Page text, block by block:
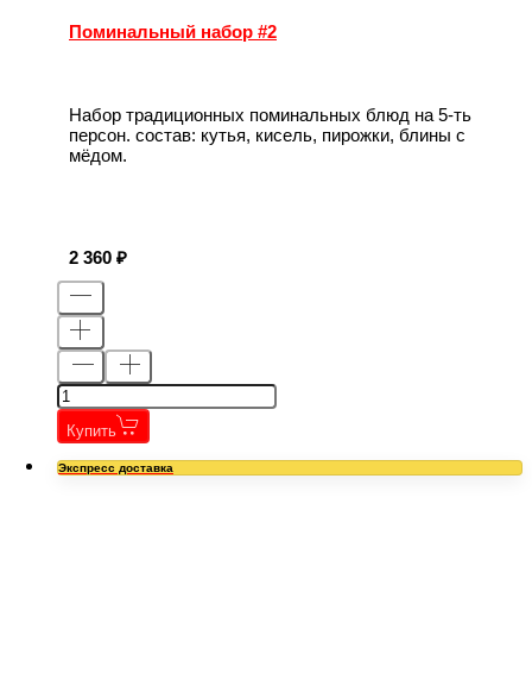
Поминальный набор #2
Набор традиционных поминальных блюд на 5-ть
персон. состав: кутья, кисель, пирожки, блины с
мёдом.
2 360
Купить
Экспресс доставка